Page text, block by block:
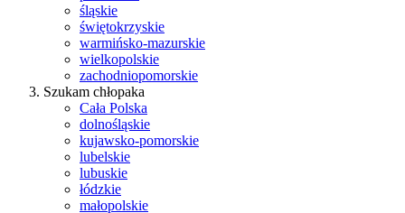
śląskie
świętokrzyskie
warmińsko-mazurskie
wielkopolskie
zachodniopomorskie
Szukam chłopaka
Cała Polska
dolnośląskie
kujawsko-pomorskie
lubelskie
lubuskie
łódzkie
małopolskie